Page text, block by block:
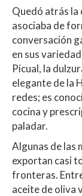
Quedó atrás la
asociaba de
conversación
en sus
Picual, la
elegante de la
redes; es
cocina y
paladar.
Algunas de las
exportan casi
fronteras.
aceite de oliva